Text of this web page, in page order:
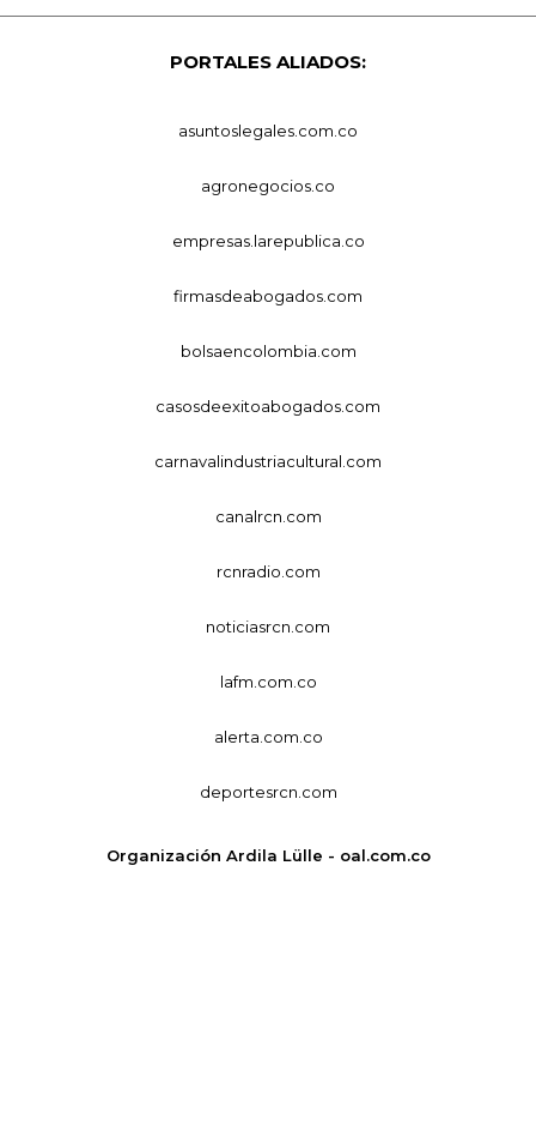
PORTALES ALIADOS:
asuntoslegales.com.co
agronegocios.co
empresas.larepublica.co
firmasdeabogados.com
bolsaencolombia.com
casosdeexitoabogados.com
carnavalindustriacultural.com
canalrcn.com
rcnradio.com
noticiasrcn.com
lafm.com.co
alerta.com.co
deportesrcn.com
Organización Ardila Lülle - oal.com.co